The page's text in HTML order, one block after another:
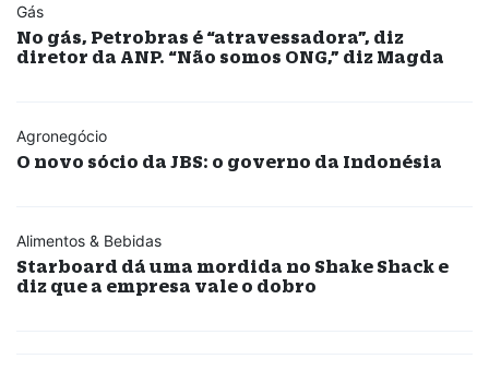
Gás
No gás, Petrobras é “atravessadora”, diz
diretor da ANP. “Não somos ONG,” diz Magda
Agronegócio
O novo sócio da JBS: o governo da Indonésia
Alimentos & Bebidas
Starboard dá uma mordida no Shake Shack e
diz que a empresa vale o dobro